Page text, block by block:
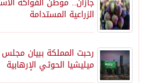
الزراعية المستدامة
رحبت المملكة ببيان
ميليشيا الحوثي الإرهابية